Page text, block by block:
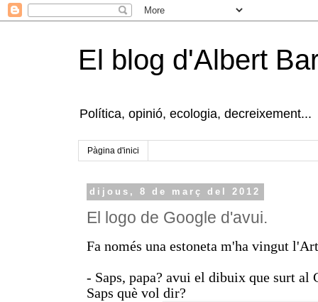
El blog d'Albert
Política, opinió, ecologia, decreixement...
Pàgina d'inici
dijous, 8 de març del 2012
El logo de Google d'avui.
Fa només una estoneta m'ha vingut
- Saps, papa? avui el dibuix que surt al
Saps què vol dir?